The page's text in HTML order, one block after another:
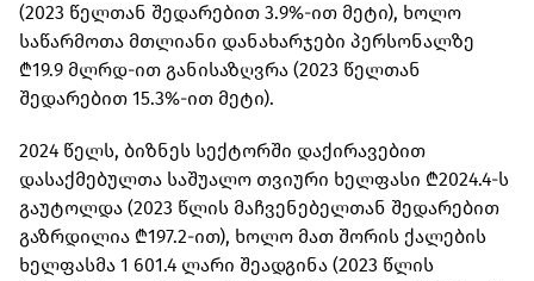
(2023 წელთან შედარებით 3.9%-ით მეტი), ხოლო
საწარმოთა მთლიანი დანახარჯები პერსონალზე
₾19.9 მლრდ-ით განისაზღვრა (2023 წელთან
შედარებით 15.3%-ით მეტი).
2024 წელს, ბიზნეს სექტორში დაქირავებით
დასაქმებულთა საშუალო თვიური ხელფასი ₾2024.4-ს
გაუტოლდა (2023 წლის მაჩვენებელთან შედარებით
გაზრდილია ₾197.2-ით), ხოლო მათ შორის ქალების
ხელფასმა 1 601.4 ლარი შეადგინა (2023 წლის